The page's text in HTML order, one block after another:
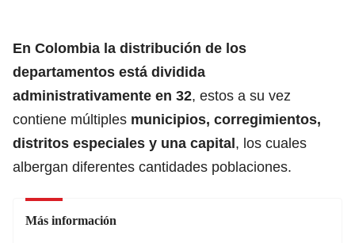
En Colombia la distribución de los
departamentos está dividida
administrativamente en 32, estos a su vez
contiene múltiples municipios, corregimientos,
distritos especiales y una capital, los cuales
albergan diferentes cantidades poblaciones.
Más información